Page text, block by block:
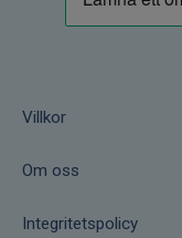
Villkor
Om oss
Integritetspolicy